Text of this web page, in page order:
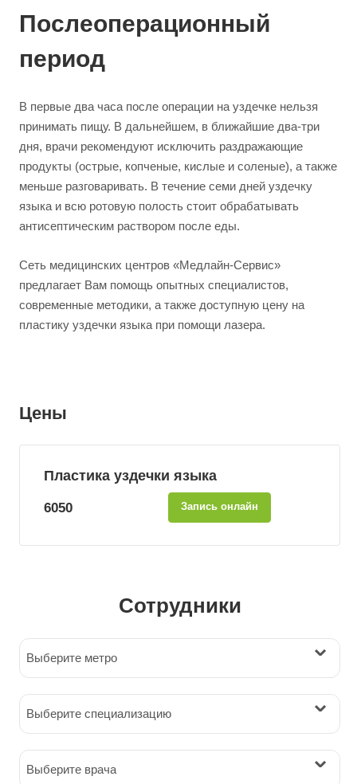
Послеоперационный
период
В первые два часа после операции на уздечке нельзя
принимать пищу. В дальнейшем, в ближайшие два-три
дня, врачи рекомендуют исключить раздражающие
продукты (острые, копченые, кислые и соленые), а также
меньше разговаривать. В течение семи дней уздечку
языка и всю ротовую полость стоит обрабатывать
антисептическим раствором после еды.
Сеть медицинских центров «Медлайн-Сервис»
предлагает Вам помощь опытных специалистов,
современные методики, а также доступную цену на
пластику уздечки языка при помощи лазера.
Цены
Пластика уздечки языка
6050 Запись онлайн
Сотрудники
Выберите метро
Выберите специализацию
Выберите врача